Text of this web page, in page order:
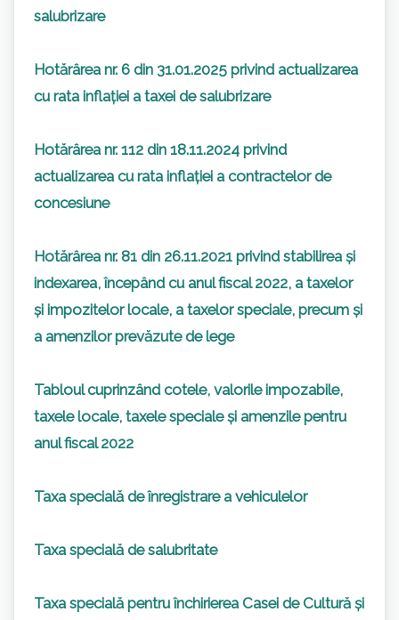
salubrizare
Hotărârea nr. 6 din 31.01.2025 privind actualizarea
cu rata inflației a taxei de salubrizare
Hotărârea nr. 112 din 18.11.2024 privind
actualizarea cu rata inflației a contractelor de
concesiune
Hotărârea nr. 81 din 26.11.2021 privind stabilirea și
indexarea, începând cu anul fiscal 2022, a taxelor
și impozitelor locale, a taxelor speciale, precum și
a amenzilor prevăzute de lege
Tabloul cuprinzând cotele, valorile impozabile,
taxele locale, taxele speciale și amenzile pentru
anul fiscal 2022
Taxa specială de înregistrare a vehiculelor
Taxa specială de salubritate
Taxa specială pentru închirierea Casei de Cultură și